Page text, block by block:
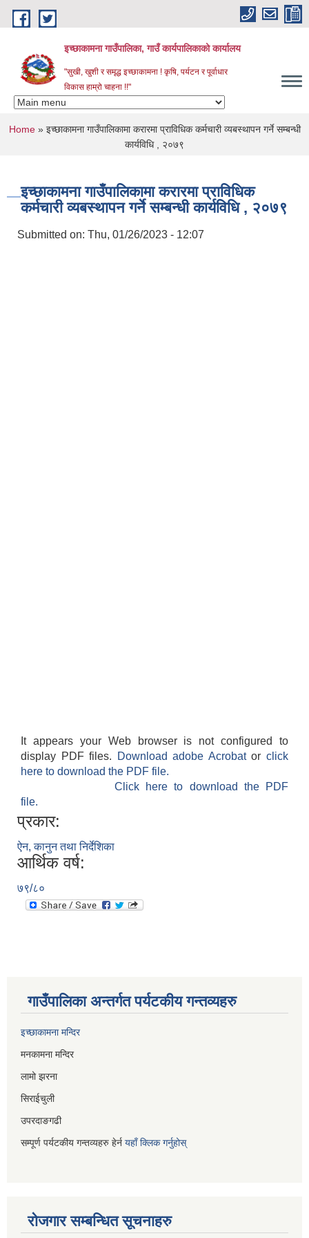
Skip to main content
इच्छाकामना गाउँपालिका, गाउँ कार्यपालिकाको कार्यालय
"सुखी, खुशी र समृद्ध इच्छाकामना ! कृषि, पर्यटन र पूर्वाधार
विकास हाम्रो चाहना !!"
You are here
Home» इच्छाकामना गाउँपालिकामा करारमा प्राविधिक कर्मचारी व्यबस्थापन गर्ने सम्बन्धी
कार्यविधि , २०७९
इच्छाकामना गाउँपालिकामा करारमा प्राविधिक
कर्मचारी व्यबस्थापन गर्ने सम्बन्धी कार्यविधि , २०७९
Submitted on: Thu, 01/26/2023 - 12:07
It appears your Web browser is not configured to
display PDF files.
Download adobe Acrobatorclick
here to download the PDF file.
Click here to download the PDF
file.
प्रकार:
ऐन, कानुन तथा निर्देशिका
आर्थिक वर्ष:
७९/८०
गाउँपालिका अन्तर्गत पर्यटकीय गन्तव्यहरु
इच्छाकामना मन्दिर
मनकामना मन्दिर
लामो झरना
सिराईचुली
उपरदाङगढी
सम्पूर्ण पर्यटकीय गन्तव्यहरु हेर्न यहाँ क्लिक गर्नुहोस्
रोजगार सम्बन्धित सूचनाहरु